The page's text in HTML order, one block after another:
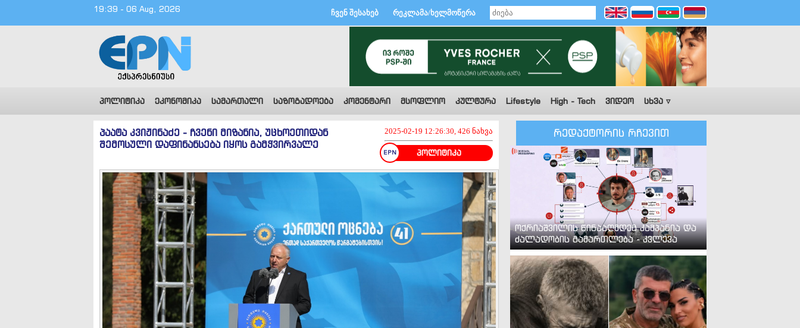
19:39 - 06 Aug, 2026 ჩვენ შესახებ რეკლამა/ხელმოწერა
პოლიტიკა ეკონომიკა სამართალი საზოგადოება კომენტარი მსოფლიო კულტურა Lifestyle High - Tech ვიდეო სხვა ▿
2025-02-19 12:26:30, 426 ნახვა
პოლიტიკა
პაატა კვიჟინაძე - ჩვენი მიზანია, უცხოეთიდან
შემოსული დაფინანსება იყოს გამჭვირვალე
რედაქტორის რჩევით
ოქრიაშვილის წინააღმდეგ კამპანია და
ძალადობის გამართლება - კვლევა